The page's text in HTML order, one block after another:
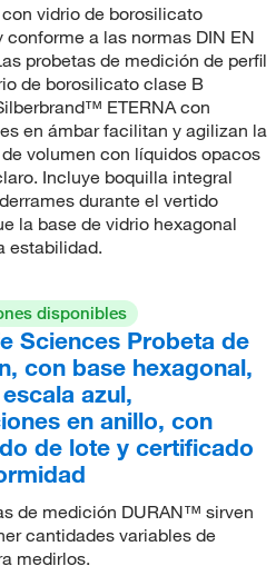
vidrio de borosilicato
a las normas DIN EN
probetas de medición de perfil
de borosilicato clase B
ETERNA con
en ámbar facilitan y agilizan la
volumen con líquidos opacos
Incluye boquilla integral
durante el vertido
la base de vidrio hexagonal
estabilidad.
disponibles
Sciences Probeta de
con base hexagonal,
azul,
en anillo, con
de lote y certificado
de medición DURAN™ sirven
cantidades variables de
medirlos.